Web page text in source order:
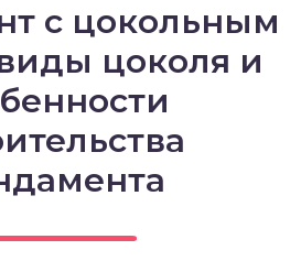
с цокольным
цоколя и